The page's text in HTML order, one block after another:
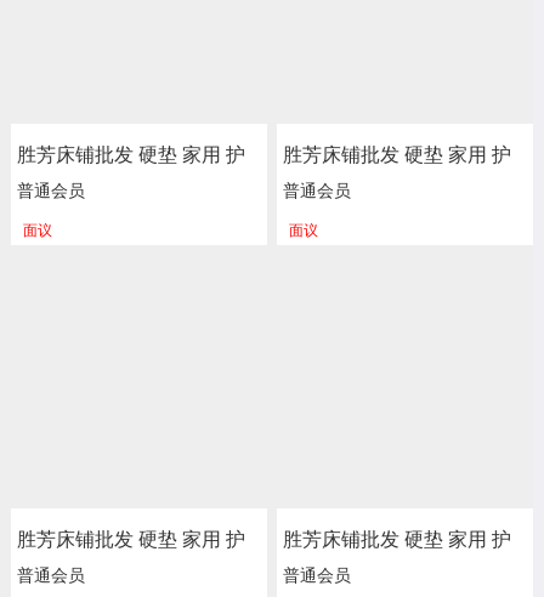
胜芳床铺批发 硬垫 家用 护
脊 独立 床垫 床褥子 弹簧垫
软垫 单人床垫 双人垫 学生
普通会员
面议
胜芳床铺批发 硬垫 家用 护
脊 独立 床垫 床褥子 弹簧垫
软垫 单人床垫 双人垫 学生
普通会员
面议
胜芳床铺批发 硬垫 家用 护
脊 独立 床垫 床褥子 弹簧垫
普通会员
胜芳床铺批发 硬垫 家用 护
脊 独立 床垫 床褥子 弹簧垫
普通会员